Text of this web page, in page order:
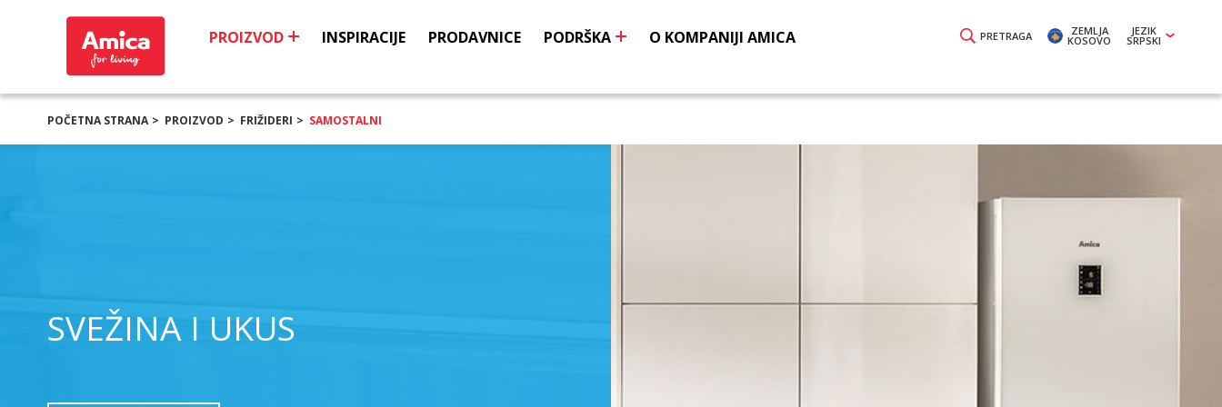
PRETRAGA ZEMLJA
KOSOVO
JEZIK
SRPSKI
PROIZVOD INSPIRACIJE PRODAVNICE PODRŠKA O KOMPANIJI AMICA
POČETNA STRANA PROIZVOD FRIŽIDERI SAMOSTALNI
SVEŽINA I UKUS